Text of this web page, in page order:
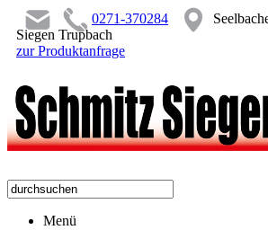
0271-370284
Siegen Trupbach
zur Produktanfrage
Menü